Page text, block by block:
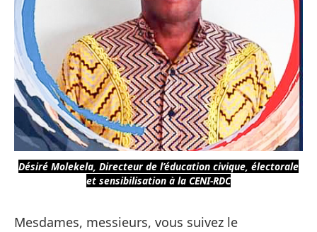
Désiré Molekela, Directeur de l’éducation civique, électorale
et sensibilisation à la CENI-RDC
Mesdames, messieurs, vous suivez le